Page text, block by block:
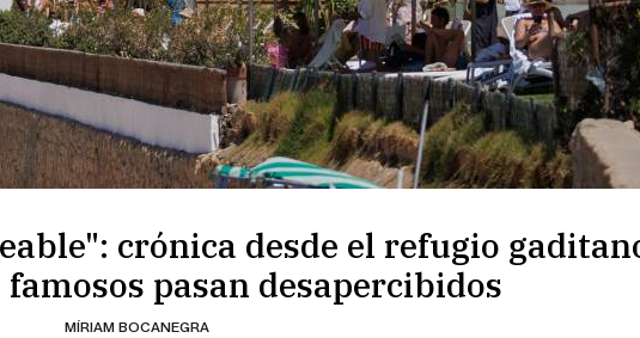
crónica desde el refugio
pasan desapercibidos
MÍRIAM BOCANEGRA